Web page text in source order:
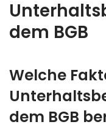
dem BGB
Welche
dem BGB